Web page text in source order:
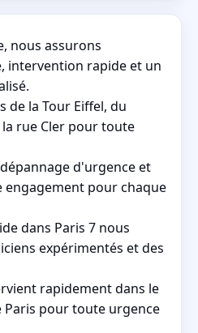
nous assurons
intervention rapide et un
de la Tour Eiffel, du
rue Cler pour toute
d'urgence et
pour chaque
dans Paris 7 nous
expérimentés et des
rapidement dans le
pour toute urgence